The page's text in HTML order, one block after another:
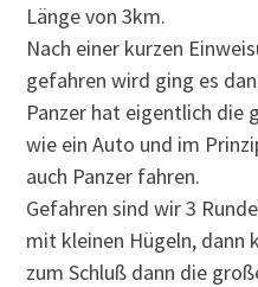
Länge von 3km.
Nach einer kurzen
gefahren wird ging es
Panzer hat eigentlich die
wie ein Auto und im
auch Panzer fahren.
Gefahren sind wir 3
mit kleinen Hügeln, dann
zum Schluß dann die